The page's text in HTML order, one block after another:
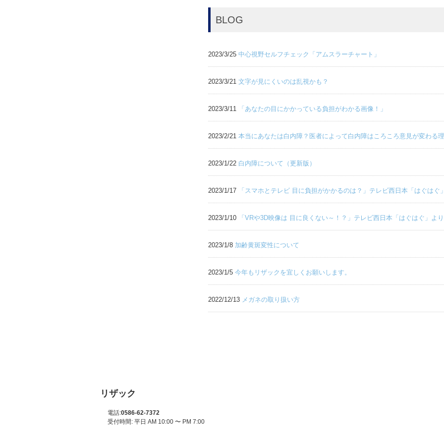
BLOG
2023/3/25 中心視野セルフチェック「アムスラーチャート」
2023/3/21 文字が見にくいのは乱視かも？
2023/3/11 「あなたの目にかかっている負担がわかる画像！」
2023/2/21 本当にあなたは白内障？医者によって白内障はころころ意見が変わる
2023/1/22 白内障について（更新版）
2023/1/17 「スマホとテレビ 目に負担がかかるのは？」テレビ西日本「はぐはぐ
2023/1/10 「VRや3D映像は 目に良くない～！？」テレビ西日本「はぐはぐ」より
2023/1/8 加齢黄斑変性について
2023/1/5 今年もリザックを宜しくお願いします。
2022/12/13 メガネの取り扱い方
リザック
電話:0586-62-7372
受付時間: 平日 AM 10:00 〜 PM 7:00